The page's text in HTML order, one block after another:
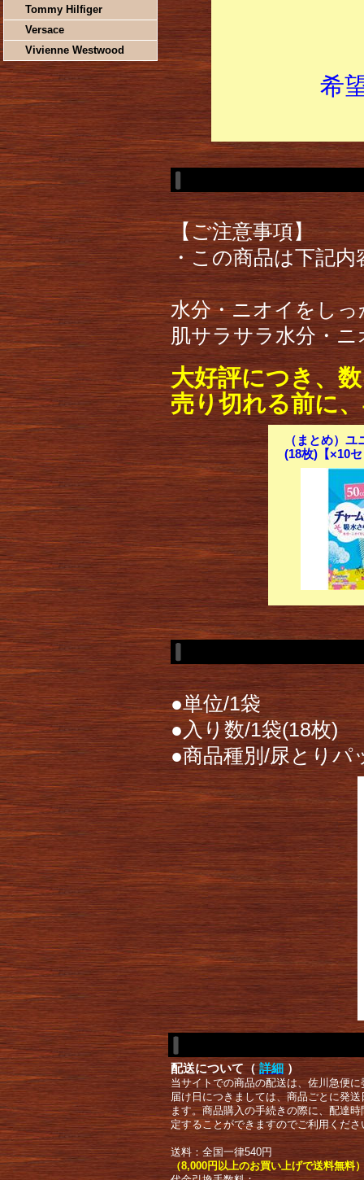
Tommy Hilfiger
Versace
Vivienne Westwood
希
【ご注意事項】
・この商品は下記
水分・ニオイをし
肌サラサラ水分・
大好評につき、
売り切れる前に
（まとめ）
(18枚)【×10
●単位/1袋
●入り数/1袋(18枚)
●商品種別/尿とり
配送について（ 詳細 ）
当サイトでの商品の配送は、佐川急便
届け日につきましては、商品ごとに発
ます。商品購入の手続きの際に、配達
定することができますのでご利用くださ
送料：全国一律540円
（8,000円以上のお買い上げで送料無料